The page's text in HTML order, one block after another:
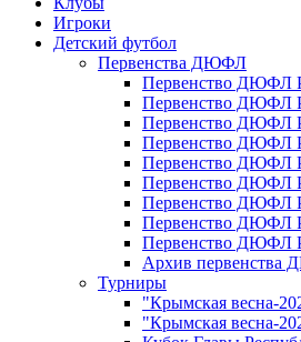
Игроки
Детский футбол
Первенства ДЮФЛ
Первенство ДЮФЛ
Первенство ДЮФЛ
Первенство ДЮФЛ
Первенство ДЮФЛ
Первенство ДЮФЛ
Первенство ДЮФЛ
Первенство ДЮФЛ
Первенство ДЮФЛ
Первенство ДЮФЛ
Архив
Турниры
"Крымская весна-
"Крымская весна-